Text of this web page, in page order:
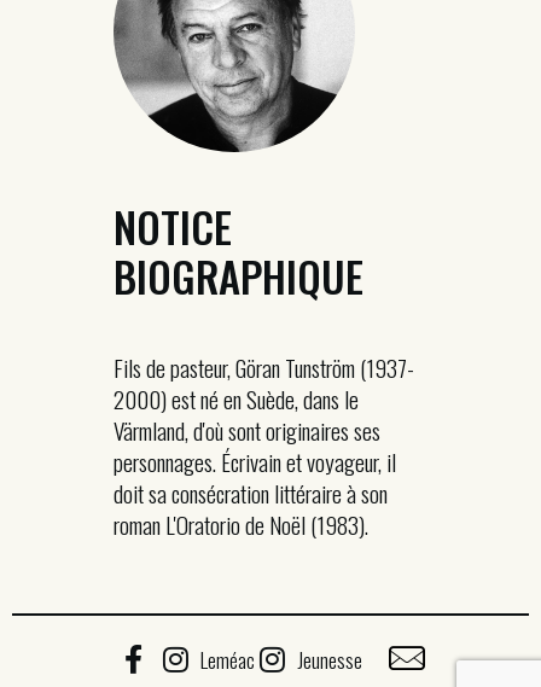
NOTICE
BIOGRAPHIQUE
Fils de pasteur, Göran Tunström (1937-
2000) est né en Suède, dans le
Värmland, d'où sont originaires ses
personnages. Écrivain et voyageur, il
doit sa consécration littéraire à son
roman L'Oratorio de Noël (1983).
Leméac Jeunesse